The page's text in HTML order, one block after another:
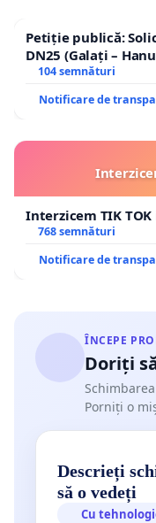
Petiție publică:
DN25 (Galați –
traseului în afara
104 semnături
Notificare de
Interzicem TIK
768 semnături
Notificare de
ÎNCEPE
Doriți
Porniți o
Descrieți
să o vedeți
Cu